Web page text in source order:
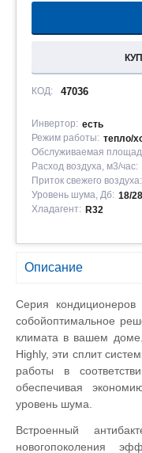
КОД: 47036
Инвертор: есть
Режим работы: тепло/
Обслуживаемая
Расход воздуха, м3/час:
Приток свежего воздуха:
Уровень шума, Дб: 18/
Хладагент: R32
Описание
Серия
собойоптимальное
климата в вашем
Highly, эти сплит
работы в
обеспечивая
уровень шума.
Встроенный
новогопоколения